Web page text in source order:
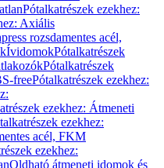
Pótalkatrészek ezekhez:
Axiális
rozsdamentes acél,
ÍvidomokPótalkatrészek
Pótalkatrészek
freePótalkatrészek ezekhez:
ezekhez: Átmeneti
ezekhez:
acél, FKM
ezekhez:
Oldható átmeneti idomok és